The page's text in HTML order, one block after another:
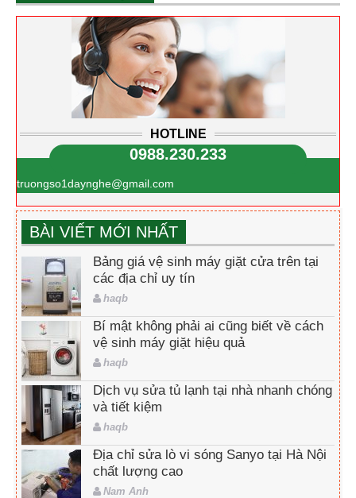
HOTLINE
0988.230.233
truongso1daynghe@gmail.com
BÀI VIẾT MỚI NHẤT
Bảng giá vệ sinh máy giặt cửa trên tại
các địa chỉ uy tín
haqb
Bí mật không phải ai cũng biết về cách
vệ sinh máy giặt hiệu quả
haqb
Dịch vụ sửa tủ lạnh tại nhà nhanh chóng
và tiết kiệm
haqb
Địa chỉ sửa lò vi sóng Sanyo tại Hà Nội
chất lượng cao
Nam Anh